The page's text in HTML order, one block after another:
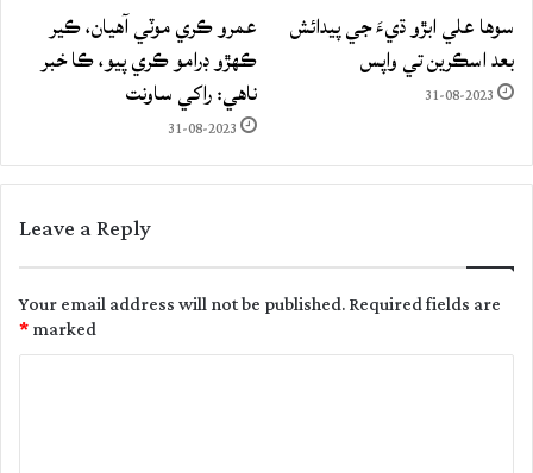
سوها علي ابڙو ڌيءَ جي پيدائش
بعد اسڪرين تي واپس
31-08-2023
عمرو ڪري موٽي آهيان، ڪير
ڪهڙو ڊرامو ڪري پيو، ڪا خبر
ناهي: راکي ساونت
31-08-2023
Leave a Reply
Your email address will not be published.Required fields are
marked
*